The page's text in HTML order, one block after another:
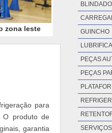
zona leste
para
O produto de
garantia
BLINDADO
GUINCHO
PEÇAS
PEÇAS
SERVIÇOS